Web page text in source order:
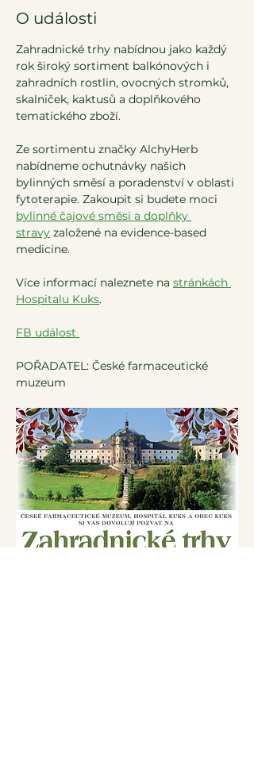
O události
Zahradnické trhy nabídnou jako každý
rok široký sortiment balkónových i
zahradních rostlin, ovocných stromků,
skalniček, kaktusů a doplňkového
tematického zboží.
Ze sortimentu značky AlchyHerb
nabídneme ochutnávky našich
bylinných směsí a poradenství v oblasti
fytoterapie. Zakoupit si budete moci
bylinné čajové směsi a doplňky
stravy založené na evidence-based
medicine.
Více informací naleznete na stránkách
Hospitalu Kuks.
FB událost
POŘADATEL: České farmaceutické
muzeum